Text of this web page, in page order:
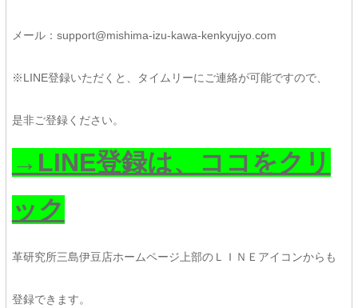
メール：support@mishima-izu-kawa-kenkyujyo.com
※LINE登録いただくと、タイムリーにご連絡が可能ですので、
是非ご登録ください。
→LINE登録は、ココをクリ
ック
革研究所三島伊豆店ホームページ上部のＬＩＮＥアイコンからも
登録できます。